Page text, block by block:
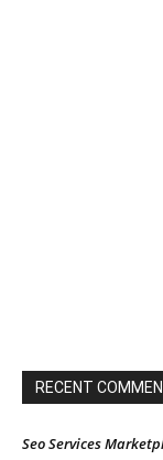
RECENT
Seo Services